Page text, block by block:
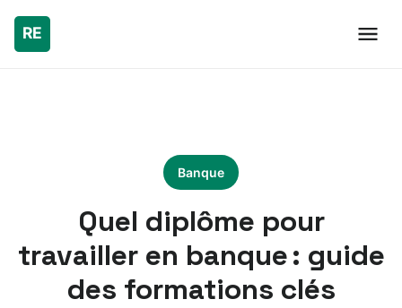
Banque
Quel diplôme pour
travailler en banque : guide
des formations clés